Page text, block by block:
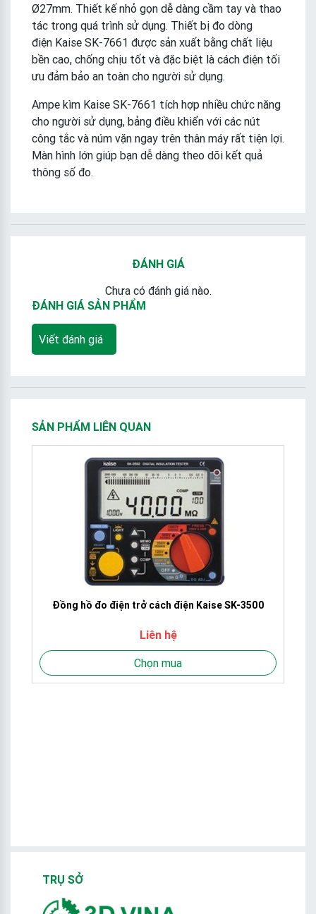
Ø27mm. Thiết kế nhỏ gọn dễ dàng cầm tay và thao
tác trong quá trình sử dụng. Thiết bị đo dòng
điện Kaise SK-7661 được sản xuất bằng chất liệu
bền cao, chống chịu tốt và đặc biệt là cách điện tối
ưu đảm bảo an toàn cho người sử dụng.
Ampe kìm Kaise SK-7661 tích hợp nhiều chức năng
cho người sử dụng, bảng điều khiển với các nút
công tắc và núm vặn ngay trên thân máy rất tiện lợi.
Màn hình lớn giúp bạn dễ dàng theo dõi kết quả
thông số đo.
ĐÁNH GIÁ
Chưa có đánh giá nào.
ĐÁNH GIÁ SẢN PHẨM
Viết đánh giá
SẢN PHẨM LIÊN QUAN
Đồng hồ đo điện trở cách điện Kaise SK-3500
Liên hệ
Chọn mua
TRỤ SỞ